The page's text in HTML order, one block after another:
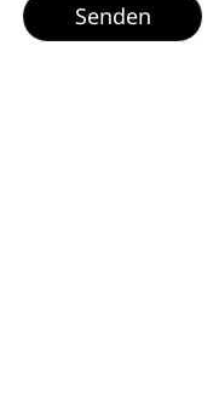
Senden